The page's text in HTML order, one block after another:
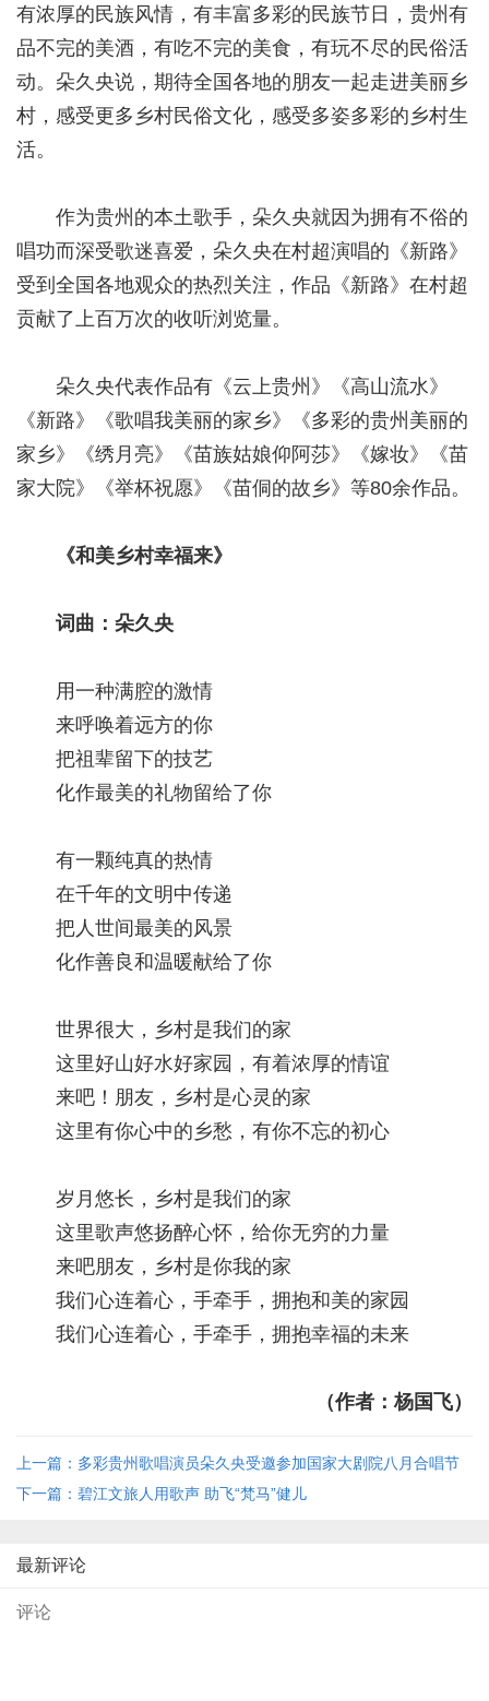
有浓厚的民族风情，有丰富多彩的民族节日，贵州有
品不完的美酒，有吃不完的美食，有玩不尽的民俗活
动。朵久央说，期待全国各地的朋友一起走进美丽乡
村，感受更多乡村民俗文化，感受多姿多彩的乡村生
活。
作为贵州的本土歌手，朵久央就因为拥有不俗的
唱功而深受歌迷喜爱，朵久央在村超演唱的《新路》
受到全国各地观众的热烈关注，作品《新路》在村超
贡献了上百万次的收听浏览量。
朵久央代表作品有《云上贵州》《高山流水》
《新路》《歌唱我美丽的家乡》《多彩的贵州美丽的
家乡》《绣月亮》《苗族姑娘仰阿莎》《嫁妆》《苗
家大院》《举杯祝愿》《苗侗的故乡》等80余作品。
《和美乡村幸福来》
词曲：朵久央
用一种满腔的激情
来呼唤着远方的你
把祖辈留下的技艺
化作最美的礼物留给了你
有一颗纯真的热情
在千年的文明中传递
把人世间最美的风景
化作善良和温暖献给了你
世界很大，乡村是我们的家
这里好山好水好家园，有着浓厚的情谊
来吧！朋友，乡村是心灵的家
这里有你心中的乡愁，有你不忘的初心
岁月悠长，乡村是我们的家
这里歌声悠扬醉心怀，给你无穷的力量
来吧朋友，乡村是你我的家
我们心连着心，手牵手，拥抱和美的家园
我们心连着心，手牵手，拥抱幸福的未来
（作者：杨国飞）
上一篇：多彩贵州歌唱演员朵久央受邀参加国家大剧院八月合唱节
开幕式
下一篇：碧江文旅人用歌声 助飞“梵马”健儿
最新评论